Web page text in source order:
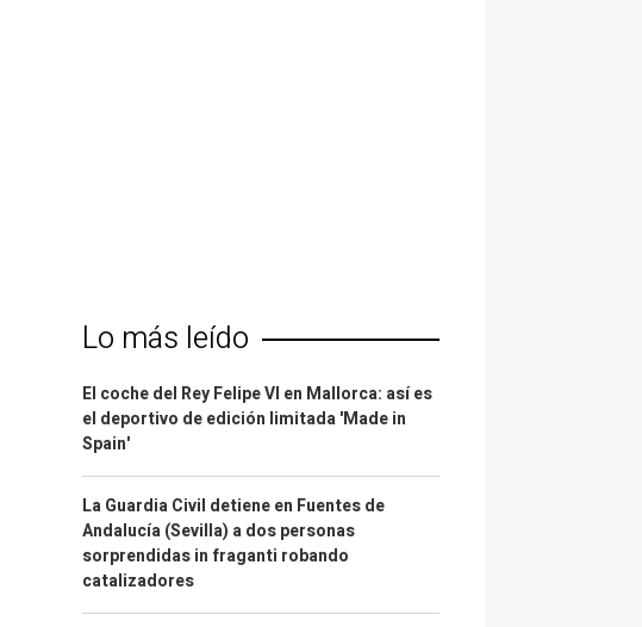
Lo más leído
El coche del Rey Felipe VI en Mallorca: así es
el deportivo de edición limitada 'Made in
Spain'
La Guardia Civil detiene en Fuentes de
Andalucía (Sevilla) a dos personas
sorprendidas in fraganti robando
catalizadores